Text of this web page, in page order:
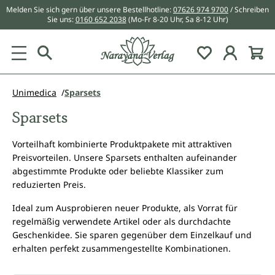
springen
Melden Sie sich gern über unsere Bestellhotline:07626 974 9700/ Schreiben
Sie uns:0160 652 2038 (Mo-Fr 8-20 Uhr, Sa 8-12 Uhr)
Du hast 0
Unimedica Sparsets
Sparsets
Vorteilhaft kombinierte Produktpakete mit attraktiven
Preisvorteilen. Unsere Sparsets enthalten aufeinander
abgestimmte Produkte oder beliebte Klassiker zum
reduzierten Preis.
Ideal zum Ausprobieren neuer Produkte, als Vorrat für
regelmäßig verwendete Artikel oder als durchdachte
Geschenkidee. Sie sparen gegenüber dem Einzelkauf und
erhalten perfekt zusammengestellte Kombinationen.